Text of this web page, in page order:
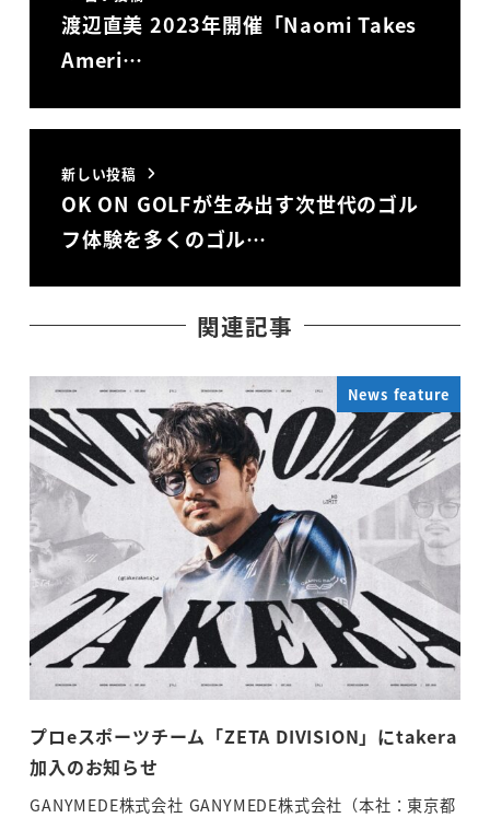
渡辺直美 2023年開催「Naomi Takes
Ameri…
新しい投稿
OK ON GOLFが生み出す次世代のゴル
フ体験を多くのゴル…
関連記事
News feature
プロeスポーツチーム「ZETA DIVISION」にtakera
加入のお知らせ
GANYMEDE株式会社 GANYMEDE株式会社（本社：東京都